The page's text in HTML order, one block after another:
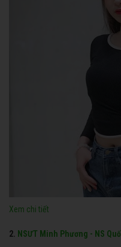
Xem chi tiết
2.
NSƯT Minh Phương - NS